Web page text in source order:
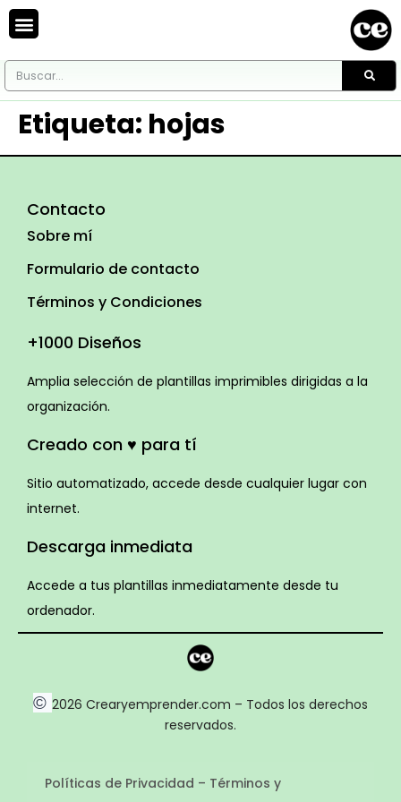
Etiqueta: hojas
Contacto
Sobre mí
Formulario de contacto
Términos y Condiciones
+1000 Diseños
Amplia selección de plantillas imprimibles dirigidas a la
organización.
Creado con ♥ para tí
Sitio automatizado, accede desde cualquier lugar con
internet.
Descarga inmediata
Accede a tus plantillas inmediatamente desde tu
ordenador.
© 2026 Crearyemprender.com – Todos los derechos
reservados.
Políticas de Privacidad – Términos y